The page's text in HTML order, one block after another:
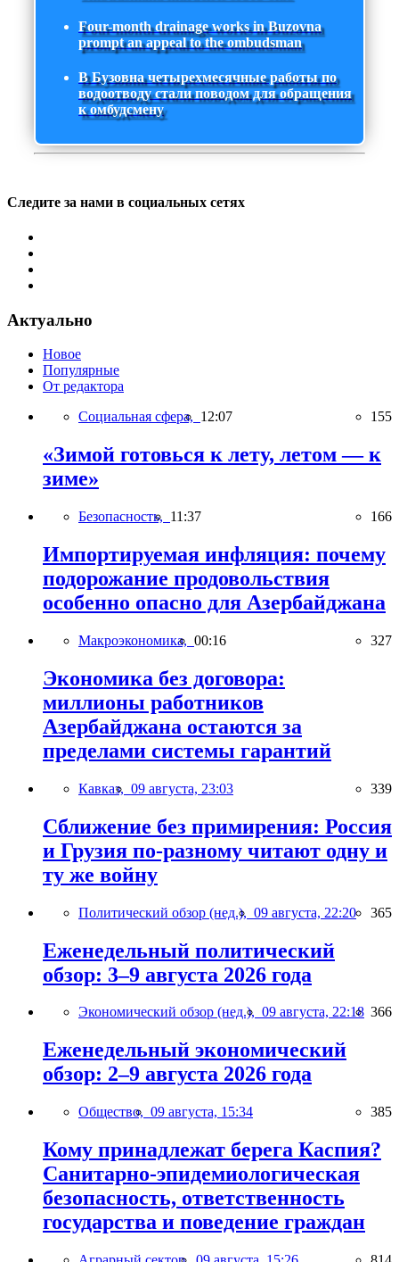
Four-month drainage works in Buzovna
prompt an appeal to the ombudsman
В Бузовна четырехмесячные работы по
водоотводу стали поводом для обращения
к омбудсмену
Следите за нами в социальных сетях
Актуально
Новое
Популярные
От редактора
Социальная сфера, 12:07 155
«Зимой готовься к лету, летом — к
зиме»
Безопасность, 11:37 166
Импортируемая инфляция: почему
подорожание продовольствия
особенно опасно для Азербайджана
Макроэкономика, 00:16 327
Экономика без договора:
миллионы работников
Азербайджана остаются за
пределами системы гарантий
Кавказ, 09 августа, 23:03 339
Сближение без примирения: Россия
и Грузия по-разному читают одну и
ту же войну
Политический обзор (нед.), 09 августа, 22:20 365
Еженедельный политический
обзор: 3–9 августа 2026 года
Экономический обзор (нед.), 09 августа, 22:18 366
Еженедельный экономический
обзор: 2–9 августа 2026 года
Общество, 09 августа, 15:34 385
Кому принадлежат берега Каспия?
Санитарно-эпидемиологическая
безопасность, ответственность
государства и поведение граждан